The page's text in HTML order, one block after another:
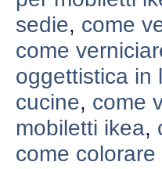
sedie, come
come
oggettistica in
cucine, come
mobiletti ikea,
come colorare